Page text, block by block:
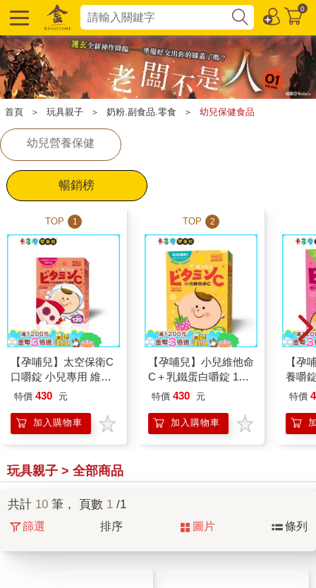
0
首頁 ＞ 玩具親子 ＞ 奶粉.副食品.零食 ＞ 幼兒保健食品
幼兒營養保健
暢銷榜
TOP 1
【孕哺兒】太空保衛C
口嚼錠 小兒專用 維他
命C ＋ D3 ＋ 鋅 黑醋
特價 430 元
加入購物車
TOP 2
【孕哺兒】小兒維他命
C＋乳鐵蛋白嚼錠 150
粒｜卡多摩
特價 430 元
加入購物車
【孕
養嚼
特價
玩具親子 > 全部商品
共計 10 筆， 頁數 1 /1
篩選 排序 圖片 條列